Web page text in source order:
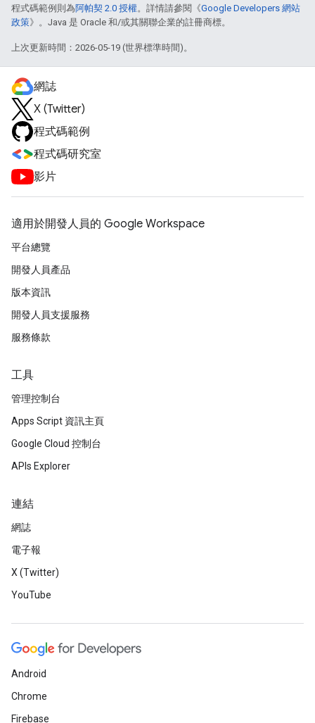
程式碼範例則為阿帕契 2.0 授權。詳情請參閱《Google Developers 網站
政策》。Java 是 Oracle 和/或其關聯企業的註冊商標。
上次更新時間：2026-05-19 (世界標準時間)。
網誌
X (Twitter)
程式碼範例
程式碼研究室
影片
適用於開發人員的 Google Workspace
平台總覽
開發人員產品
版本資訊
開發人員支援服務
服務條款
工具
管理控制台
Apps Script 資訊主頁
Google Cloud 控制台
APIs Explorer
連結
網誌
電子報
X (Twitter)
YouTube
Android
Chrome
Firebase